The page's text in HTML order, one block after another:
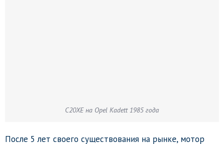
C20XE на Opel Kadett 1985 года
После 5 лет своего существования на рынке, мотор